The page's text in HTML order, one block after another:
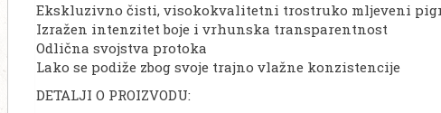
Ekskluzivno čisti, visokokvalitetni trostruko mljeveni
Izražen intenzitet boje i vrhunska transparentnost
Odlična svojstva protoka
Lako se podiže zbog svoje trajno vlažne konzistencije
DETALJI O PROIZVODU: